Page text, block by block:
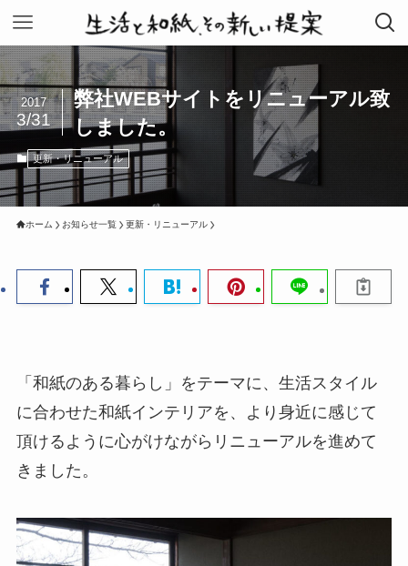
弊社WEBサイトをリニューアル致
しました。
2017
3/31
更新・リニューアル
ホーム お知らせ一覧 更新・リニューアル
「和紙のある暮らし」をテーマに、生活スタイル
に合わせた和紙インテリアを、より身近に感じて
頂けるように心がけながらリニューアルを進めて
きました。